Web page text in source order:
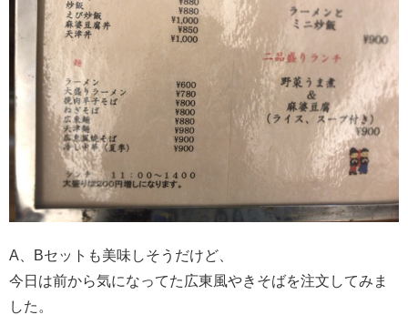
A、Bセットも美味しそうだけど、
今日は前から気になってた広東風やきそばを注文してみま
した。